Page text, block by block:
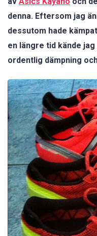
denna. Eftersom jag
dessutom hade
en längre tid kände
ordentlig dämpning